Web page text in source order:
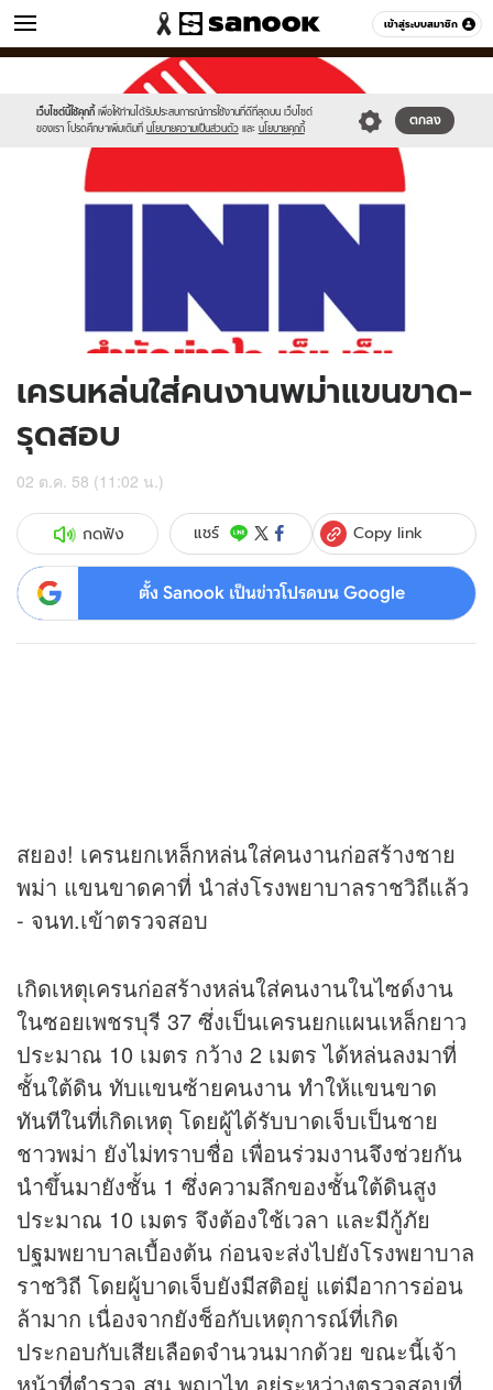
เข้าสู่ระบบสมาชิก
ข่าว หมวดอื่นๆ
เว็บไซต์นี้ใช้คุกกี้ เพื่อให้ท่านได้รับประสบการณ์การใช้งานที่ดีที่สุดบน เว็บไซต์
ของเรา โปรดศึกษาเพิ่มเติมที่ นโยบายความเป็นส่วนตัว และ นโยบายคุกกี้
ตกลง
//s.isanook.com/sr/0/images/logo-
sanook.png
//s.isanook.com/ns/0/ud/375/1875354/649736-
เครนหล่นใส่คนงานพม่าแขนขาด-
รุดสอบ
02 ต.ค. 58 (11:02 น.)
กดฟัง แชร์ Copy link
ตั้ง Sanook เป็นข่าวโปรดบน Google
สยอง! เครนยกเหล็กหล่นใส่คนงานก่อสร้างชาย
พม่า แขนขาดคาที่ นำส่งโรงพยาบาลราชวิถีแล้ว
- จนท.เข้าตรวจสอบ
เกิดเหตุเครนก่อสร้างหล่นใส่คนงานในไซด์งาน
ในซอยเพชรบุรี 37 ซึ่งเป็นเครนยกแผนเหล็กยาว
ประมาณ 10 เมตร กว้าง 2 เมตร ได้หล่นลงมาที่
ชั้นใต้ดิน ทับแขนซ้ายคนงาน ทำให้แขนขาด
ทันทีในที่เกิดเหตุ โดยผู้ได้รับบาดเจ็บเป็นชาย
ชาวพม่า ยังไม่ทราบชื่อ เพื่อนร่วมงานจึงช่วยกัน
นำขึ้นมายังชั้น 1 ซึ่งความลึกของชั้นใต้ดินสูง
ประมาณ 10 เมตร จึงต้องใช้เวลา และมีกู้ภัย
ปฐมพยาบาลเบื้องต้น ก่อนจะส่งไปยังโรงพยาบาล
ราชวิถี โดยผู้บาดเจ็บยังมีสติอยู่ แต่มีอาการอ่อน
ล้ามาก เนื่องจากยังช็อกับเหตุการณ์ที่เกิด
ประกอบกับเสียเลือดจำนวนมากด้วย ขณะนี้เจ้า